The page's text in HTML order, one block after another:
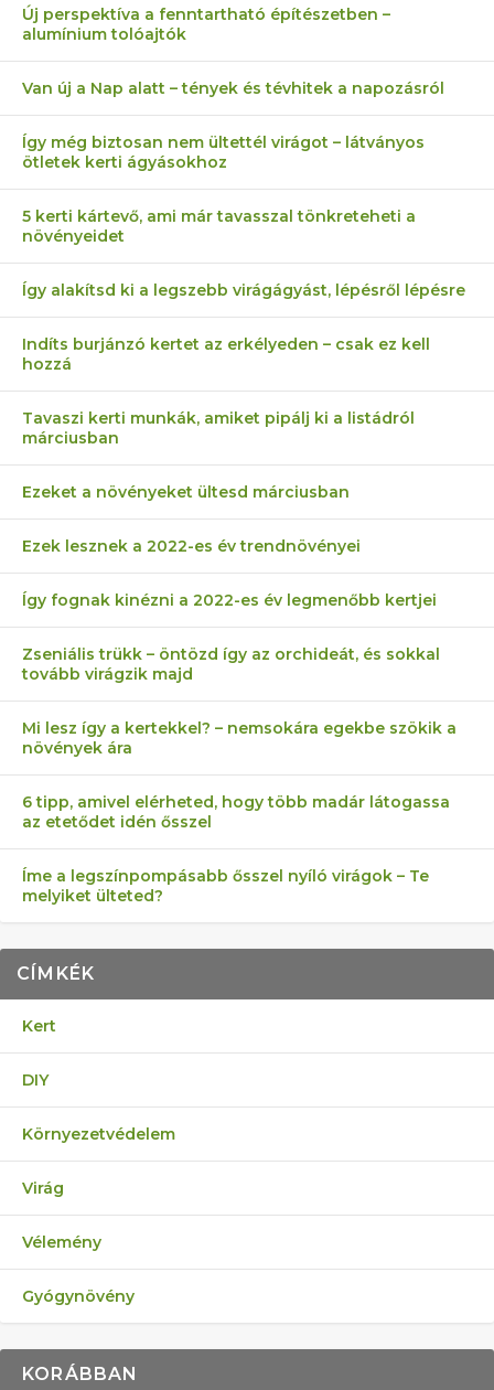
Új perspektíva a fenntartható építészetben –
alumínium tolóajtók
Van új a Nap alatt – tények és tévhitek a napozásról
Így még biztosan nem ültettél virágot – látványos
ötletek kerti ágyásokhoz
5 kerti kártevő, ami már tavasszal tönkreteheti a
növényeidet
Így alakítsd ki a legszebb virágágyást, lépésről lépésre
Indíts burjánzó kertet az erkélyeden – csak ez kell
hozzá
Tavaszi kerti munkák, amiket pipálj ki a listádról
márciusban
Ezeket a növényeket ültesd márciusban
Ezek lesznek a 2022-es év trendnövényei
Így fognak kinézni a 2022-es év legmenőbb kertjei
Zseniális trükk – öntözd így az orchideát, és sokkal
tovább virágzik majd
Mi lesz így a kertekkel? – nemsokára egekbe szökik a
növények ára
6 tipp, amivel elérheted, hogy több madár látogassa
az etetődet idén ősszel
Íme a legszínpompásabb ősszel nyíló virágok – Te
melyiket ülteted?
CÍMKÉK
Kert
DIY
Környezetvédelem
Virág
Vélemény
Gyógynövény
KORÁBBAN